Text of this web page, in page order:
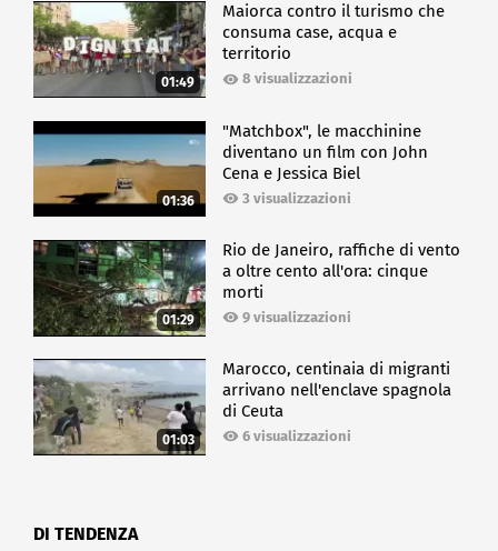
01:49
Maiorca contro il turismo che
consuma case, acqua e
territorio
8 visualizzazioni
01:36
"Matchbox", le macchinine
diventano un film con John
Cena e Jessica Biel
3 visualizzazioni
01:29
Rio de Janeiro, raffiche di vento
a oltre cento all'ora: cinque
morti
9 visualizzazioni
01:03
Marocco, centinaia di migranti
arrivano nell'enclave spagnola
di Ceuta
6 visualizzazioni
DI TENDENZA